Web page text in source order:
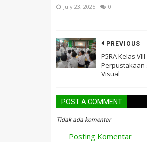
July 23, 2025 0
PREVIOUS
P5RA Kelas
Perpustakaan
Visual
POST A COMMENT
Tidak ada komentar
Posting Komentar